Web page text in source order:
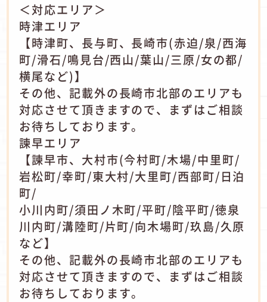
＜対応エリア＞
時津エリア
【時津町、長与町、長崎市(赤迫/泉/西海
町/滑石/鳴見台/西山/葉山/三原/女の都/
横尾など)】
その他、記載外の長崎市北部のエリアも
対応させて頂きますので、まずはご相談
お待ちしております。
諫早エリア
【諫早市、大村市(今村町/木場/中里町/
岩松町/幸町/東大村/大里町/西部町/日泊
町/
小川内町/須田ノ木町/平町/陰平町/徳泉
川内町/溝陸町/片町/向木場町/玖島/久原
など】
その他、記載外の長崎市北部のエリアも
対応させて頂きますので、まずはご相談
お待ちしております。